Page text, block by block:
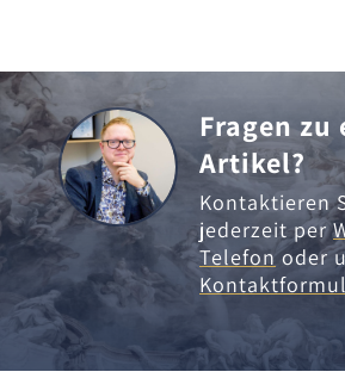
Fragen zu
Artikel?
Kontaktieren
jederzeit per
Telefonoder